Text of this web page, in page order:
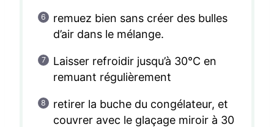
remuez bien sans créer des bulles
d’air dans le mélange.
Laisser refroidir jusqu’à 30°C en
remuant régulièrement
retirer la buche du congélateur, et
couvrer avec le glaçage miroir à 30